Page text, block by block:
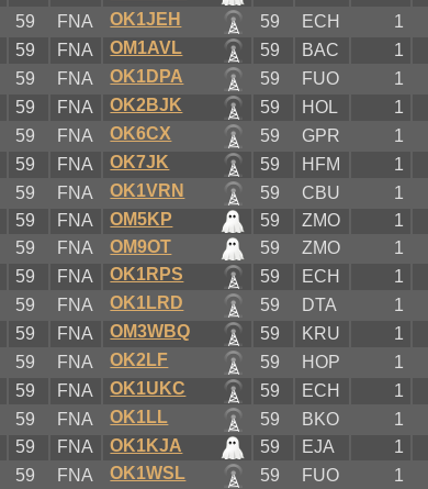
59 FNA OK1JEH 59 ECH 1
59 FNA OM1AVL 59 BAC 1
59 FNA OK1DPA 59 FUO
1
59 FNA OK2BJK 59 HOL
1
59 FNA OK6CX 59 GPR 1
59 FNA OK7JK 59 HFM
1
59 FNA OK1VRN 59 CBU 1
59 FNA OM5KP 59 ZMO 1
59 FNA OM9OT 59 ZMO
1
59 FNA OK1RPS 59 ECH
1
59 FNA OK1LRD 59 DTA 1
59 FNA OM3WBQ 59 KRU 1
59 FNA OK2LF 59 HOP
1
59 FNA OK1UKC 59 ECH
1
59 FNA OK1LL 59 BKO 1
59 FNA OK1KJA 59 EJA 1
59 FNA OK1WSL 59 FUO
1